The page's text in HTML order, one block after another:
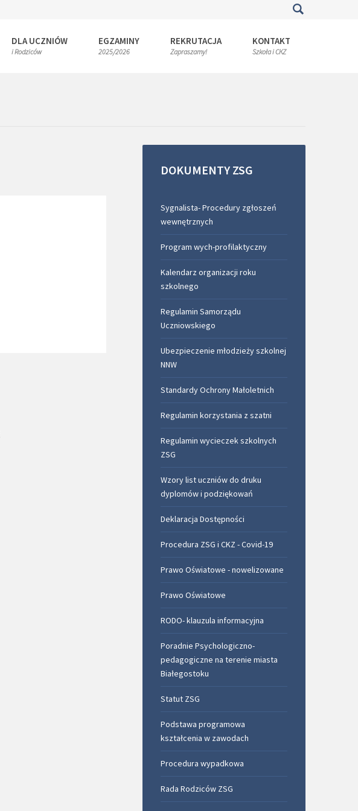
DLA UCZNIÓW
i Rodziców
EGZAMINY
2025/2026
REKRUTACJA
Zapraszamy!
KONTAKT
Szkoła i CKZ
DOKUMENTY ZSG
Sygnalista- Procedury zgłoszeń
wewnętrznych
Program wych-profilaktyczny
Kalendarz organizacji roku
szkolnego
Regulamin Samorządu
Uczniowskiego
Ubezpieczenie młodzieży szkolnej
NNW
Standardy Ochrony Małoletnich
Regulamin korzystania z szatni
Regulamin wycieczek szkolnych
ZSG
Wzory list uczniów do druku
dyplomów i podziękowań
Deklaracja Dostępności
Procedura ZSG i CKZ - Covid-19
Prawo Oświatowe - nowelizowane
Prawo Oświatowe
RODO- klauzula informacyjna
Poradnie Psychologiczno-
pedagogiczne na terenie miasta
Białegostoku
Statut ZSG
Podstawa programowa
kształcenia w zawodach
Procedura wypadkowa
Rada Rodziców ZSG